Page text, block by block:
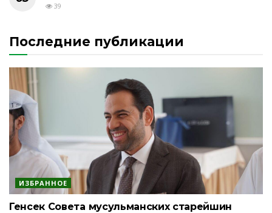
39
Последние публикации
ИЗБРАННОЕ
Генсек Совета мусульманских старейшин